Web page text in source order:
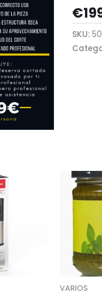
€
SKU:
VARIOS